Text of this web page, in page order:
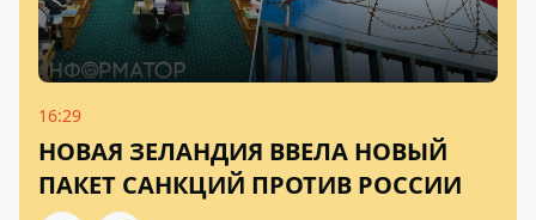
16:29
НОВАЯ ЗЕЛАНДИЯ ВВЕЛА НОВЫЙ
ПАКЕТ САНКЦИЙ ПРОТИВ РОССИИ